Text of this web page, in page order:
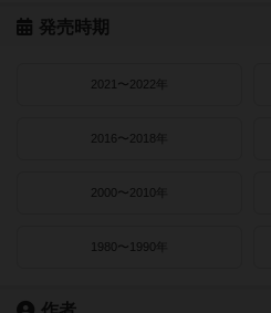
発売時期
2021〜2022年
2016〜2018年
2000〜2010年
1980〜1990年